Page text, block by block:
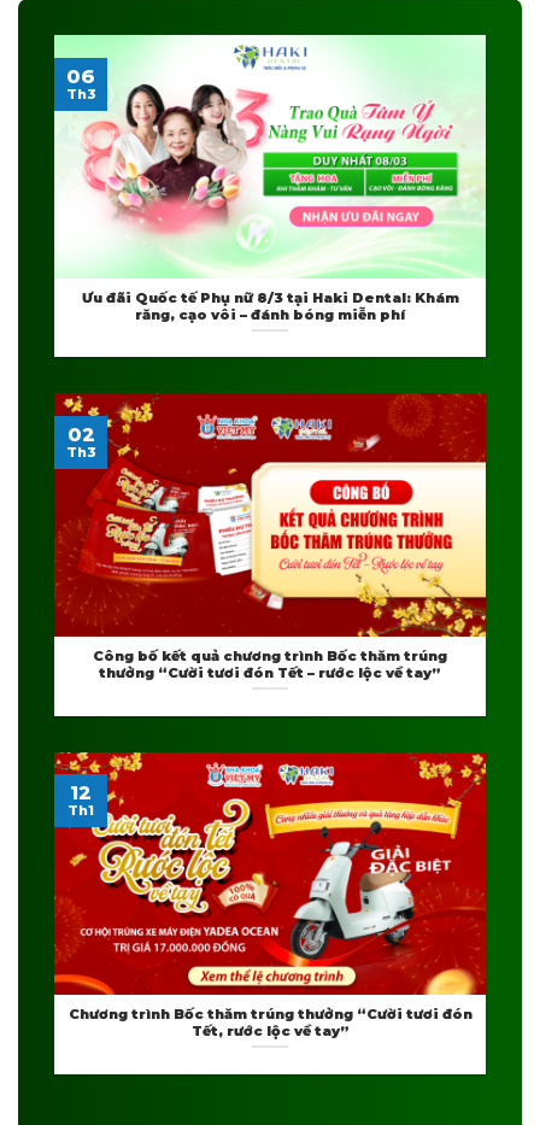
Ưu đãi Quốc tế Phụ nữ 8/3 tại Haki Dental: Khám
răng, cạo vôi – đánh bóng miễn phí
06
Th3
Công bố kết quả chương trình Bốc thăm trúng
thưởng “Cười tươi đón Tết – rước lộc về tay”
02
Th3
Chương trình Bốc thăm trúng thưởng “Cười tươi đón
Tết, rước lộc về tay”
12
Th1